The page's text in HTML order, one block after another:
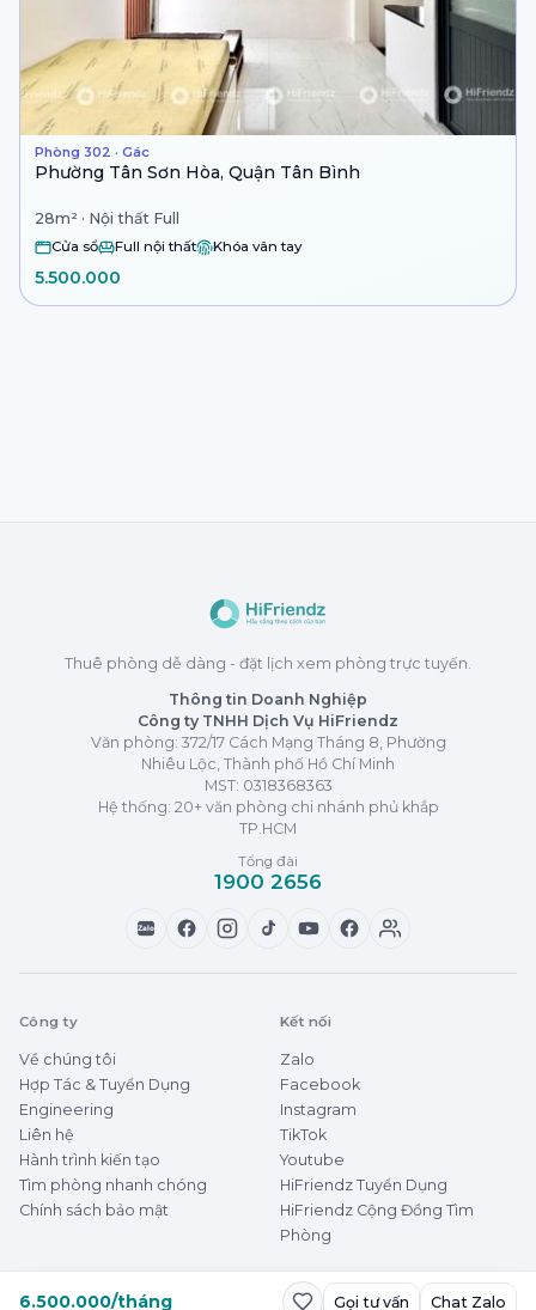
6.500.000/tháng Gọi tư vấn Chat Zalo
Phòng 302 · Gác
Phường Tân Sơn Hòa, Quận Tân Bình
28m² · Nội thất Full
Cửa sổ Full nội thất Khóa vân tay
5.500.000
Thuê phòng dễ dàng - đặt lịch xem phòng trực tuyến.
Thông tin Doanh Nghiệp
Công ty TNHH Dịch Vụ HiFriendz
Văn phòng: 372/17 Cách Mạng Tháng 8, Phường
Nhiêu Lộc, Thành phố Hồ Chí Minh
MST: 0318368363
Hệ thống: 20+ văn phòng chi nhánh phủ khắp
TP.HCM
Tổng đài
1900 2656
Zalo
Công ty
Về chúng tôi
Hợp Tác & Tuyển Dụng
Engineering
Liên hệ
Hành trình kiến tạo
Tìm phòng nhanh chóng
Chính sách bảo mật
Kết nối
Zalo
Facebook
Instagram
TikTok
Youtube
HiFriendz Tuyển Dụng
HiFriendz Cộng Đồng Tìm
Phòng